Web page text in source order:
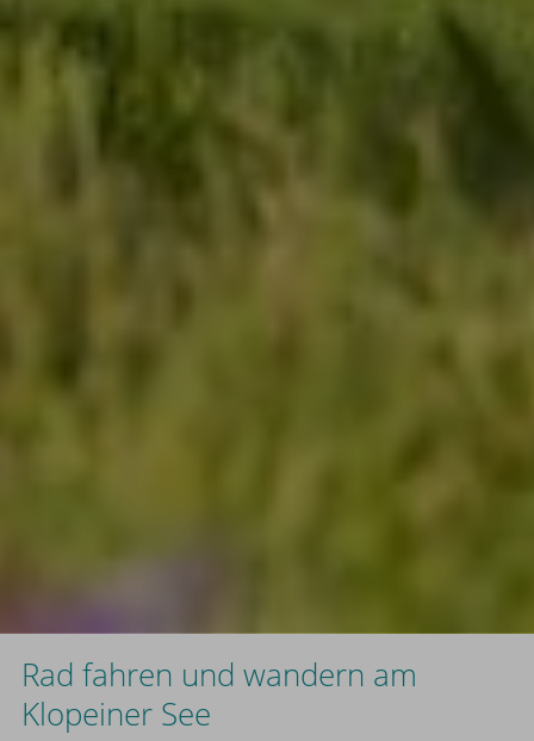
Rad fahren und wandern am
Klopeiner See